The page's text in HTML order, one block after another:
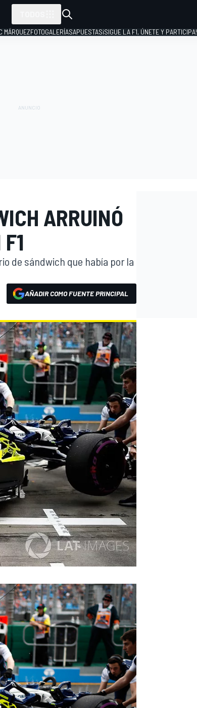
MÁRQUEZFOTOGALERÍASAPUESTAS¡SIGUE LA F1, ÚNETE Y PARTICIPA!
ARRUINÓ
de sándwich que había por la
AÑADIR COMO FUENTE PRINCIPAL